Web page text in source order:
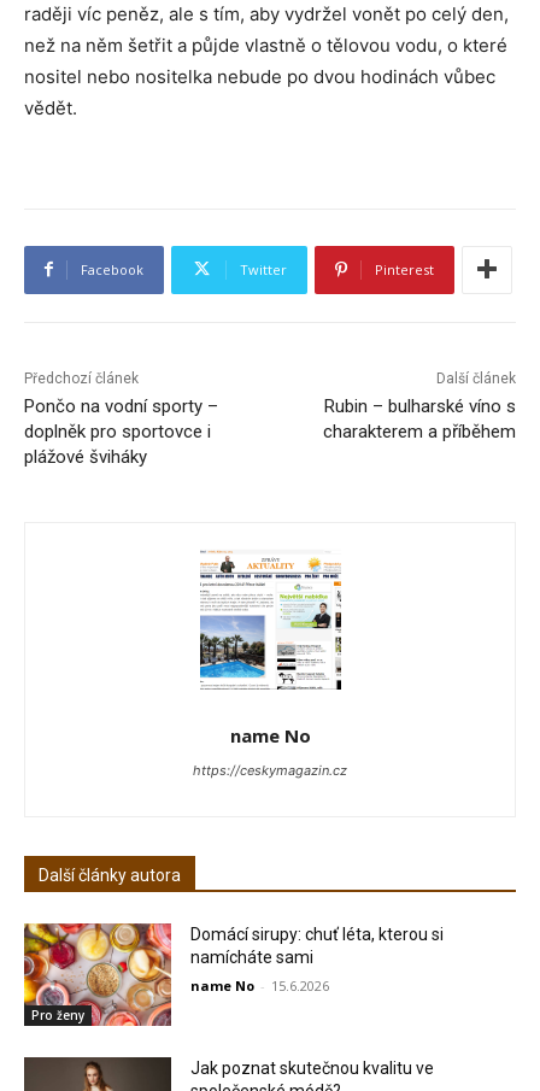
raději víc peněz, ale s tím, aby vydržel vonět po celý den,
než na něm šetřit a půjde vlastně o tělovou vodu, o které
nositel nebo nositelka nebude po dvou hodinách vůbec
vědět.
Facebook Twitter Pinterest
Předchozí článek
Pončo na vodní sporty –
doplněk pro sportovce i
plážové šviháky
Další článek
Rubin – bulharské víno s
charakterem a příběhem
name No
https://ceskymagazin.cz
Další články autora
Pro ženy
Domácí sirupy: chuť léta, kterou si
namícháte sami
name No - 15.6.2026
Jak poznat skutečnou kvalitu ve